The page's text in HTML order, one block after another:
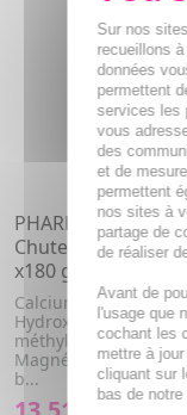
PHARMASCIENCE
Chute Cheveux et
x180 gélules
Calcium, Cuivre,
Hydroxypropyl
méthylcellulose,
Magnésium, Prêle,
b...
Sur nos
recueillons
données
permettent
services les
vous
des
et de
permettent
nos sites à
partage de
de réaliser
Avant de
l'usage que
cochant les
mettre à
cliquant sur
bas de